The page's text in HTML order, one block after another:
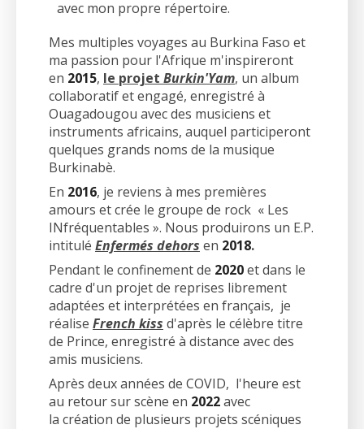
avec mon propre répertoire.
Mes multiples voyages au Burkina Faso et
ma passion pour l'Afrique m'inspireront
en 2015, le projet Burkin'Yam, un album
collaboratif et engagé, enregistré à
Ouagadougou avec des musiciens et
instruments africains, auquel participeront
quelques grands noms de la musique
Burkinabè.
En 2016, je reviens à mes premières
amours et crée le groupe de rock « Les
INfréquentables ». Nous produirons un E.P.
intitulé Enfermés dehors en 2018.
Pendant le confinement de 2020et dans le
cadre d'un projet de reprises librement
adaptées et interprétées en français, je
réalise French kiss d'après le célèbre titre
de Prince, enregistré à distance avec des
amis musiciens.
Après deux années de COVID, l'heure est
au retour sur scène en 2022avec
la création de plusieurs projets scéniques